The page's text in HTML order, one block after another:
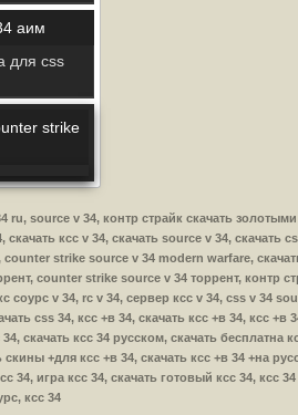
аим
для css
strike
ru, source v 34, контр страйк скачать
ксс v 34, скачать source v 34,
strike source v 34 modern warfare,
counter strike source v 34 торрент, контр
соурс v 34, rc v 34, сервер ксс v 34, css v 34
css 34, ксс +в 34, скачать ксс +в 34, ксс
скачать ксс 34 русском, скачать бесплатна
+для ксс +в 34, скачать ксс +в 34 +на
34, игра ксс 34, скачать готовый ксс 34, ксс
ксс 34